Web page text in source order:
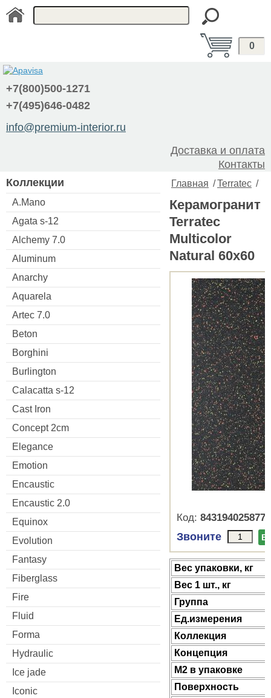
0
+7(800)500-1271
+7(495)646-0482
info@premium-interior.ru
Доставка и оплата
Контакты
Коллекции
A.Mano
Agata s-12
Alchemy 7.0
Aluminum
Anarchy
Aquarela
Artec 7.0
Beton
Borghini
Burlington
Calacatta s-12
Cast Iron
Concept 2cm
Elegance
Emotion
Encaustic
Encaustic 2.0
Equinox
Evolution
Fantasy
Fiberglass
Fire
Fluid
Forma
Hydraulic
Ice jade
Iconic
Главная /Terratec /
Керамогранит
Terratec
Multicolor
Natural 60x60
Код: 8431940258770
Звоните В
Веc упаковки, кг
Вес 1 шт., кг
Группа
Ед.измерения
Коллекция
Концепция
М2 в упаковке
Поверхность